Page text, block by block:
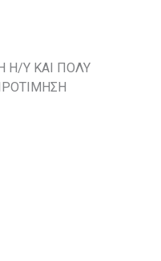
Η/Υ ΚΑΙ ΠΟΛΥ